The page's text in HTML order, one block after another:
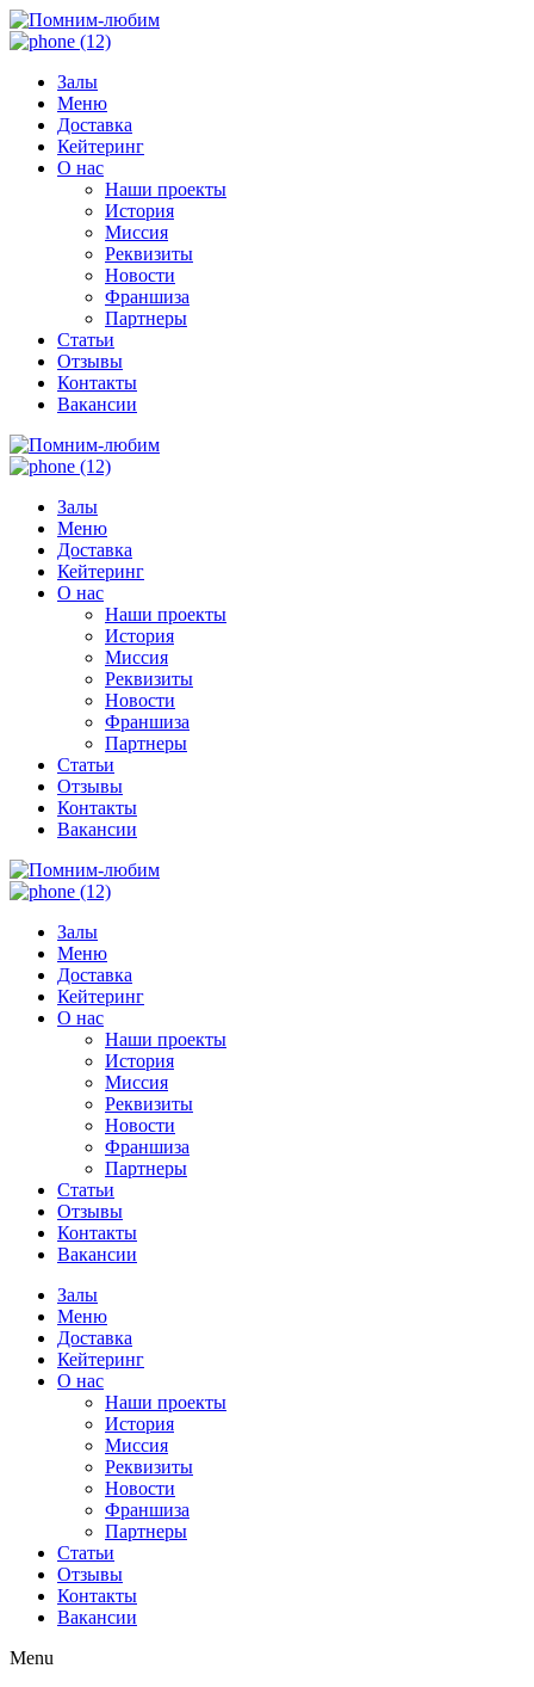
Залы
Меню
Доставка
Кейтеринг
О нас
Наши проекты
История
Миссия
Реквизиты
Новости
Франшиза
Партнеры
Статьи
Отзывы
Контакты
Вакансии
Залы
Меню
Доставка
Кейтеринг
О нас
Наши проекты
История
Миссия
Реквизиты
Новости
Франшиза
Партнеры
Статьи
Отзывы
Контакты
Вакансии
Залы
Меню
Доставка
Кейтеринг
О нас
Наши проекты
История
Миссия
Реквизиты
Новости
Франшиза
Партнеры
Статьи
Отзывы
Контакты
Вакансии
Залы
Меню
Доставка
Кейтеринг
О нас
Наши проекты
История
Миссия
Реквизиты
Новости
Франшиза
Партнеры
Статьи
Отзывы
Контакты
Вакансии
Menu